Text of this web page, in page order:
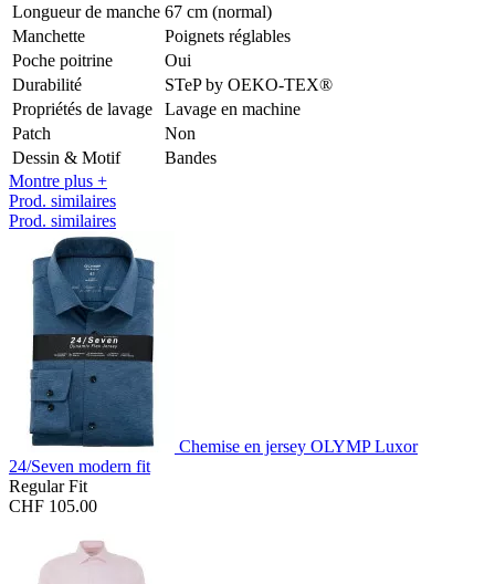
Longueur de manche 67 cm (normal)
Manchette
Poignets réglables
Poche poitrine
Oui
Durabilité
STeP by OEKO-TEX®
Propriétés de lavage
Lavage en machine
Patch
Non
Dessin & Motif
Bandes
Montre plus +
Prod. similaires
Prod. similaires
Chemise en jersey OLYMP Luxor
24/Seven modern fit
Regular Fit
CHF 105.00